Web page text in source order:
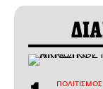
ΠΟΛΙΤΙΣΜΟΣ